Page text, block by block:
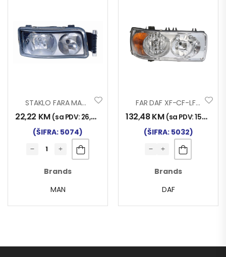
STAKLO FARA MAN TG-A DESNO
22,22 KM (sa PDV: 26,00
(ŠIFRA: 5074)
Brands
MAN
FAR DAF XF-CF-LF 03- D
132,48KM (sa PDV:155,00
(ŠIFRA: 5032)
Brands
DAF